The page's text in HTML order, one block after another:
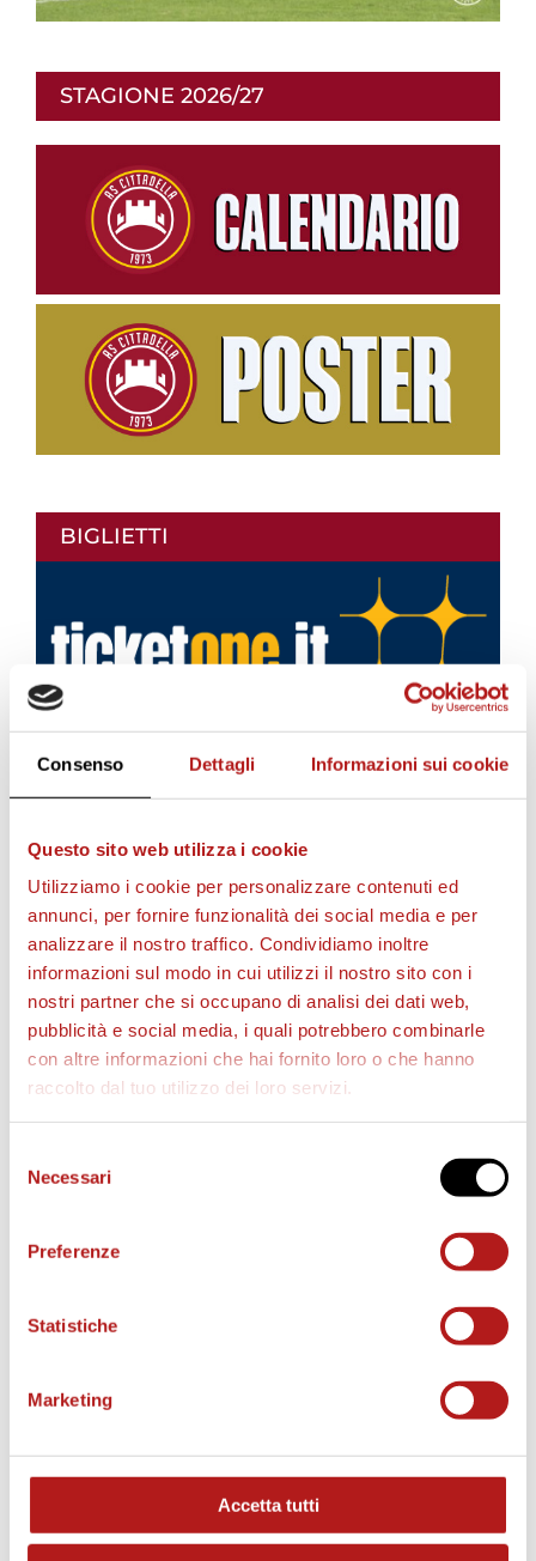
Consenso Dettagli Informazioni sui cookie
Questo sito web utilizza i cookie
Utilizziamo i cookie per personalizzare contenuti ed
annunci, per fornire funzionalità dei social media e per
analizzare il nostro traffico. Condividiamo inoltre
informazioni sul modo in cui utilizzi il nostro sito con i
nostri partner che si occupano di analisi dei dati web,
pubblicità e social media, i quali potrebbero combinarle
con altre informazioni che hai fornito loro o che hanno
raccolto dal tuo utilizzo dei loro servizi.
delNecessari
Preferenze
Statistiche
Marketing
Accetta tutti
STAGIONE 2026/27
BIGLIETTI
AS CITTADELLA STORE